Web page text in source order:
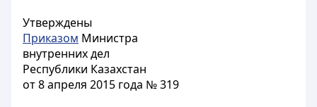
Утверждены
Приказом Министра
внутренних дел
Республики Казахстан
от 8 апреля 2015 года № 319